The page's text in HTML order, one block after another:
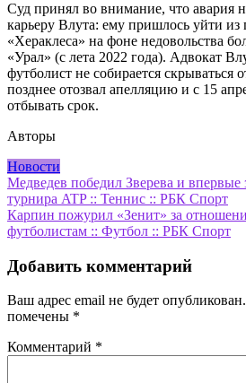
Суд принял во внимание, что авария
карьеру Влута: ему пришлось уйти из
«Хераклеса» на фоне недовольства
«Урал» (с лета 2022 года). Адвокат
футболист не собирается скрываться
позднее отозвал апелляцию и с 15
отбывать срок.
Авторы
Новости
Навигация
по
записям
Медведев победил Зверева и
турнира ATP :: Теннис :: РБК Спорт
Карпин пожурил «Зенит» за
футболистам :: Футбол :: РБК Спорт
Добавить комментарий
Ваш адрес email не будет опубликован.
помечены *
Комментарий *